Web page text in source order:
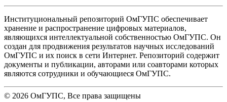
Институциональный репозиторий ОмГУПС обеспечивает
хранение и распространение цифровых материалов,
являющихся интеллектуальной собственностью ОмГУПС. Он
создан для продвижения результатов научных исследований
ОмГУПС и их поиск в сети Интернет. Репозиторий содержит
документы и публикации, авторами или соавторами которых
являются сотрудники и обучающиеся ОмГУПС.
© 2026 ОмГУПС, Все права защищены